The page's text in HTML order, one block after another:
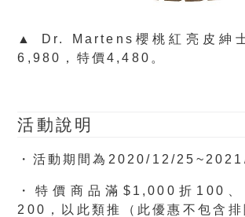
▲ Dr. Martens櫻桃紅亮皮紳
6,980，特價4,480。
活動說明
・活動期間為2020/12/
・特價商品滿$1,000折100
200，以此類推（此優惠不包含排